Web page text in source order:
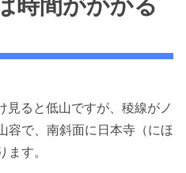
見ると低山ですが、稜線がノ
容で、南斜面に日本寺（にほ
す。